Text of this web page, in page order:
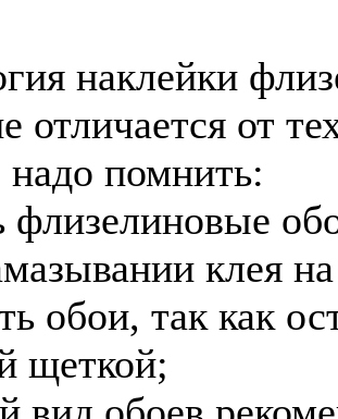
наклейки
отличается от
помнить:
флизелиновые
клея
обои, так как
щеткой;